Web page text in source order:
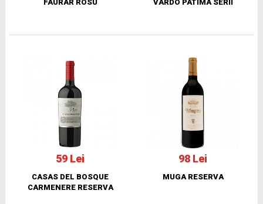
FAURAR ROSU VARDO PATIMA SERII
59 Lei
CASAS DEL BOSQUE
CARMENERE RESERVA
98 Lei
MUGA RESERVA